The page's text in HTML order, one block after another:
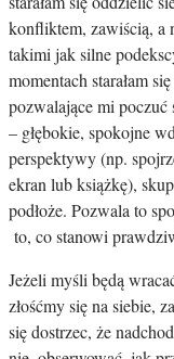
konfliktem, zawiścią, a
takimi jak silne
momentach starałam
pozwalające mi poczuć
– głębokie, spokojne
perspektywy (np.
ekran lub książkę),
podłoże. Pozwala to
to, co stanowi
Jeżeli myśli będą
złośćmy się na siebie,
się dostrzec, że